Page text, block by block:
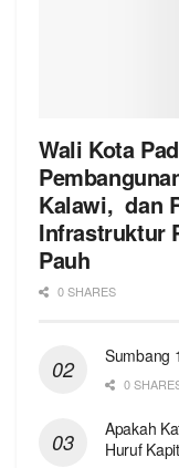
Wali Kota
Kalawi, dan
Infrastruktur
Pauh
0 SHARES
Sumbang
0
Apakah
Huruf